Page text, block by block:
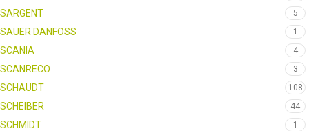
SARGENT 5
SAUER DANFOSS 1
SCANIA 4
SCANRECO 3
SCHAUDT 108
SCHEIBER 44
SCHMIDT 1